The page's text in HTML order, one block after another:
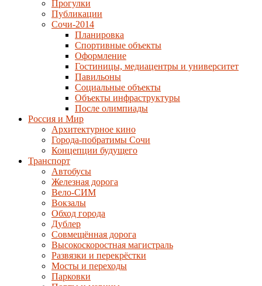
Прогулки
Публикации
Сочи-2014
Планировка
Спортивные объекты
Оформление
Гостиницы, медиацентры и университет
Павильоны
Социальные объекты
Объекты инфраструктуры
После олимпиады
Россия и Мир
Архитектурное кино
Города-побратимы Сочи
Концепции будущего
Транспорт
Автобусы
Железная дорога
Вело-СИМ
Вокзалы
Обход города
Дублер
Совмещённая дорога
Высокоскоростная магистраль
Развязки и перекрёстки
Мосты и переходы
Парковки